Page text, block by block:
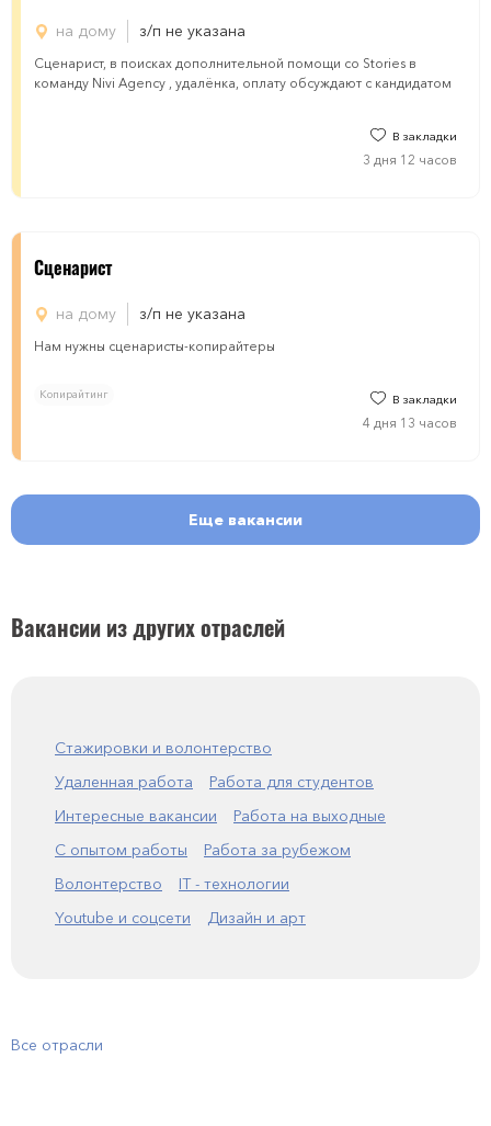
на дому з/п не указана
Сценарист, в поисках дополнительной помощи со Stories в
команду Nivi Agency , удалёнка, оплату обсуждают с кандидатом
В закладки
3 дня 12 часов
Сценарист
на дому з/п не указана
Нам нужны сценаристы-копирайтеры
Копирайтинг В закладки
4 дня 13 часов
Еще вакансии
Вакансии из других отраслей
Стажировки и волонтерство
Удаленная работа
Работа для студентов
Интересные вакансии
Работа на выходные
С опытом работы
Работа за рубежом
Волонтерство
IT - технологии
Youtube и соцсети
Дизайн и арт
Все отрасли